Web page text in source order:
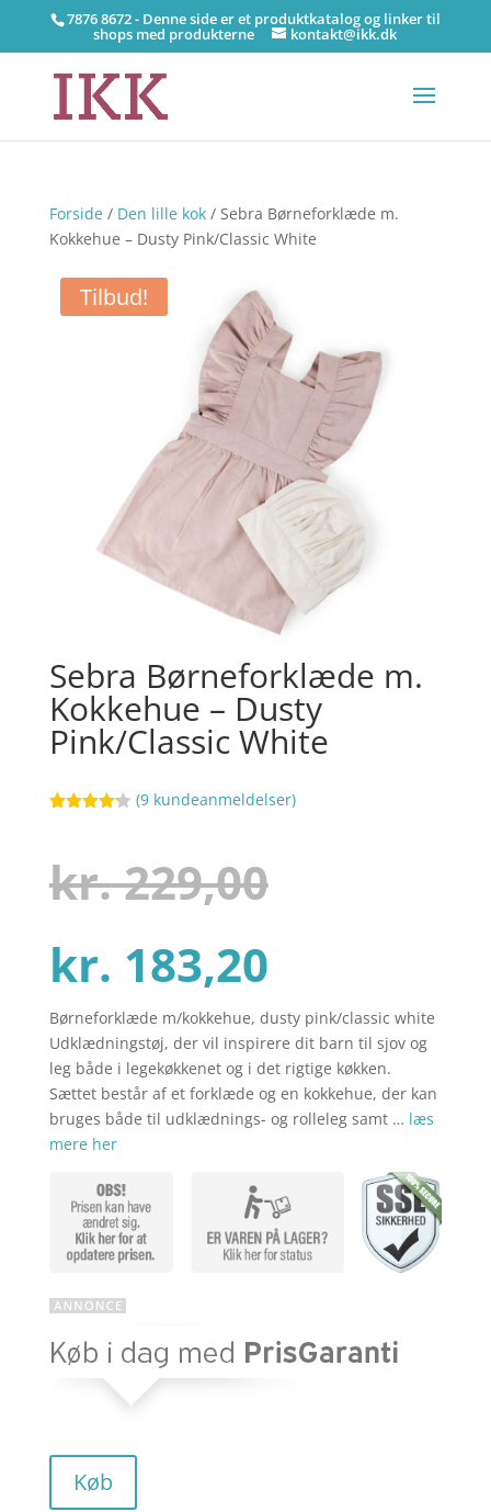
7876 8672 - Denne side er et produktkatalog og linker til
shops med produkterne kontakt@ikk.dk
Forside/ Den lille kok/ Sebra Børneforklæde m.
Kokkehue – Dusty Pink/Classic White
Tilbud!
Sebra Børneforklæde m.
Kokkehue – Dusty
Pink/Classic White
baseret
på
kundebedø
(9 kundeanmeldelser)
kr.229,00
pris
var:
kr.
kr. 183,20Den
aktuelle
pris
er:
kr.
Børneforklæde m/kokkehue, dusty pink/classic white
Udklædningstøj, der vil inspirere dit barn til sjov og
leg både i legekøkkenet og i det rigtige køkken.
Sættet består af et forklæde og en kokkehue, der kan
bruges både til udklædnings- og rolleleg samt … læs
mere her
Køb